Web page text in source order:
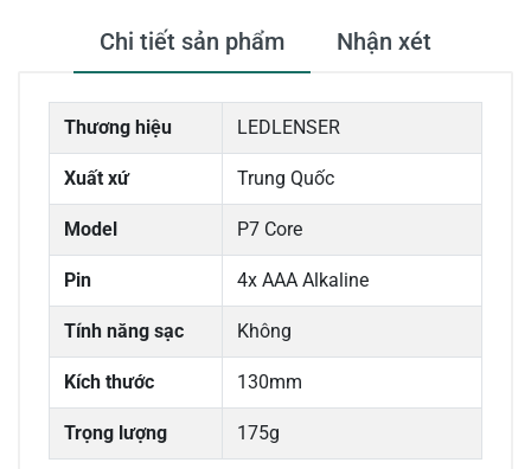
Chi tiết sản phẩm Nhận xét
Thương hiệu LEDLENSER
Xuất xứ Trung Quốc
Model P7 Core
Pin 4x AAA Alkaline
Tính năng sạc Không
Kích thước 130mm
Trọng lượng 175g